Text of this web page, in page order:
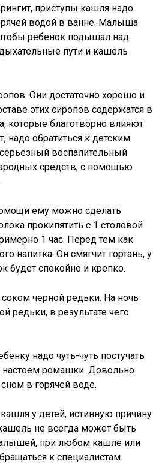
приступы кашля надо
водой в ванне. Малыша
ребенок подышал над
пути и кашель
Они достаточно хорошо и
этих сиропов содержатся в
благотворно влияют
надо обратиться к детским
воспалительный
средств, с помощью
ему можно сделать
прокипятить с 1 столовой
1 час. Перед тем как
напитка. Он смягчит гортань, у
будет спокойно и крепко.
черной редьки. На ночь
редьки, в результате чего
надо чуть-чуть постучать
настоем ромашки. Довольно
в горячей воде.
у детей, истинную причину
не всегда может быть
при любом кашле или
к специалистам.